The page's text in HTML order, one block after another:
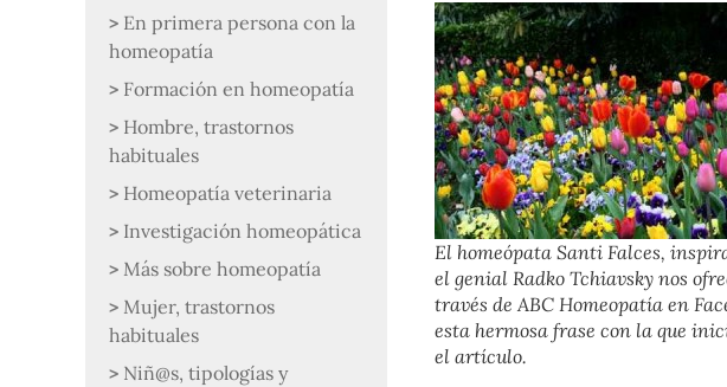
En primera persona con la
homeopatía
Formación en homeopatía
Hombre, trastornos
habituales
Homeopatía veterinaria
Investigación homeopática
Más sobre homeopatía
Mujer, trastornos
habituales
Niñ@s, tipologías y
El homeópata Santi Falces,
el genial Radko Tchiavsky nos
través de ABC Homeopatía en
esta hermosa frase con la que
el artículo.